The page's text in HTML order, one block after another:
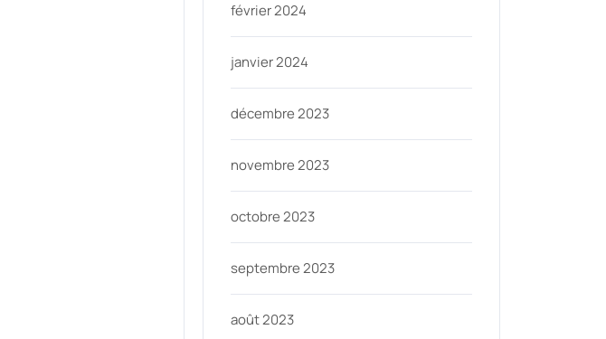
février 2024
janvier 2024
décembre 2023
novembre 2023
octobre 2023
septembre 2023
août 2023